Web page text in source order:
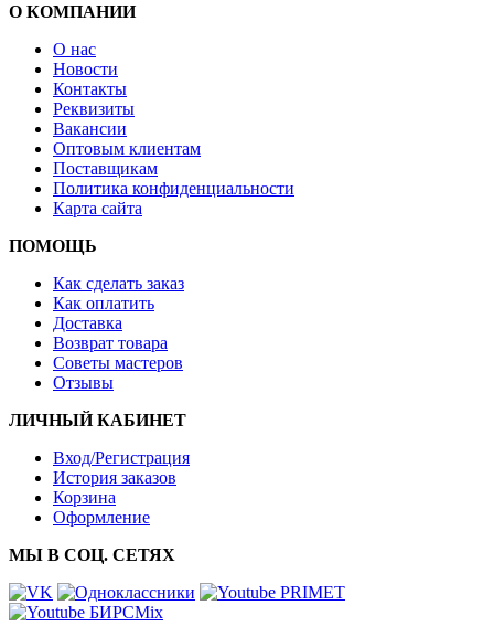
О КОМПАНИИ
О нас
Новости
Контакты
Реквизиты
Вакансии
Оптовым клиентам
Поставщикам
Политика конфиденциальности
Карта сайта
ПОМОЩЬ
Как сделать заказ
Как оплатить
Доставка
Возврат товара
Советы мастеров
Отзывы
ЛИЧНЫЙ КАБИНЕТ
Вход/Регистрация
История заказов
Корзина
Оформление
МЫ В СОЦ. СЕТЯХ